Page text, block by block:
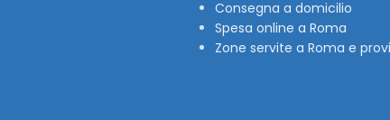
Consegna a domicilio
Spesa online a Roma
Zone servite a Roma e